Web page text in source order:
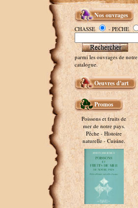
Nos ouvrages
CHASSE - PECHE
parmi les ouvrages de notre
catalogue.
Oeuvres d'art
Promos
Poissons et fruits de
mer de notre pays.
Pêche - Histoire
naturelle - Cuisine.